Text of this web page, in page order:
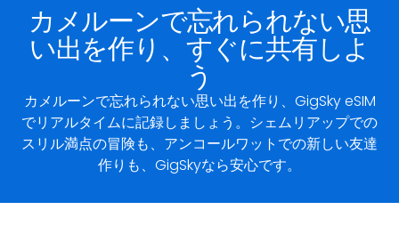
カメルーンで忘れられない思
い出を作り、すぐに共有しよ
う
カメルーンで忘れられない思い出を作り、GigSky eSIM
でリアルタイムに記録しましょう。シェムリアップでの
スリル満点の冒険も、アンコールワットでの新しい友達
作りも、GigSkyなら安心です。